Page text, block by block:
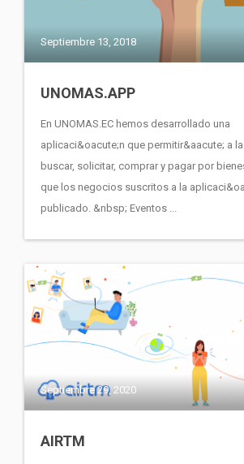
Septiembre 13, 2018
UNOMAS.APP
En UNOMAS.EC hemos desarrollado una
aplicaci&oacute;n que permitir&aacute; a
buscar, solicitar, comprar y pagar por
que los negocios suscritos a la
publicado. &nbsp; Eventos ...
Septiembre 29, 2020
AIRTM